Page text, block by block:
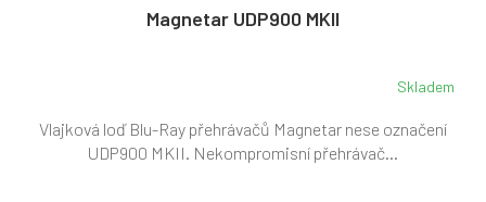
Magnetar UDP900 MKII
Skladem
Vlajková loď Blu-Ray přehrávačů Magnetar nese označení
UDP900 MKII. Nekompromisní přehrávač...